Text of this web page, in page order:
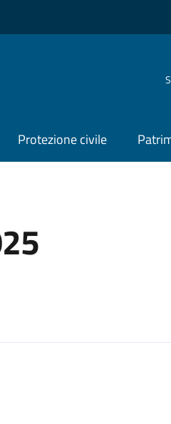
Protezione civile